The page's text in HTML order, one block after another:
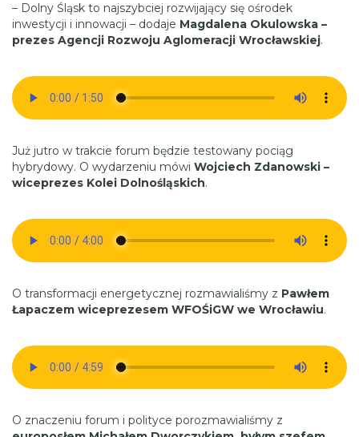
– Dolny Śląsk to najszybciej rozwijający się ośrodek
inwestycji i innowacji – dodaje Magdalena Okulowska –
prezes Agencji Rozwoju Aglomeracji Wrocławskiej.
Już jutro w trakcie forum będzie testowany pociąg
hybrydowy. O wydarzeniu mówi Wojciech Zdanowski –
wiceprezes Kolei Dolnośląskich.
O transformacji energetycznej rozmawialiśmy z Pawłem
Łapaczem wiceprezesem WFOŚiGW we Wrocławiu.
O znaczeniu forum i polityce porozmawialiśmy z